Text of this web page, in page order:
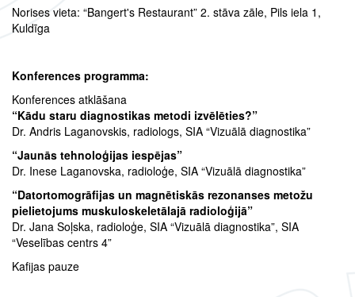
Norises vieta: “Bangert's Restaurant” 2. stāva zāle, Pils iela 1,
Kuldīga
Konferences programma:
Konferences atklāšana
“Kādu staru diagnostikas metodi izvēlēties?”
Dr. Andris Laganovskis, radiologs, SIA “Vizuālā diagnostika”
“Jaunās tehnoloģijas iespējas”
Dr. Inese Laganovska, radioloģe, SIA “Vizuālā diagnostika”
“Datortomogrāfijas un magnētiskās rezonanses metožu
pielietojums muskuloskeletālajā radioloģijā”
Dr. Jana Soļska, radioloģe, SIA “Vizuālā diagnostika”, SIA
“Veselības centrs 4”
Kafijas pauze